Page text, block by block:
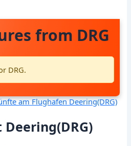
from DRG
DRG.
am Flughafen Deering(DRG)